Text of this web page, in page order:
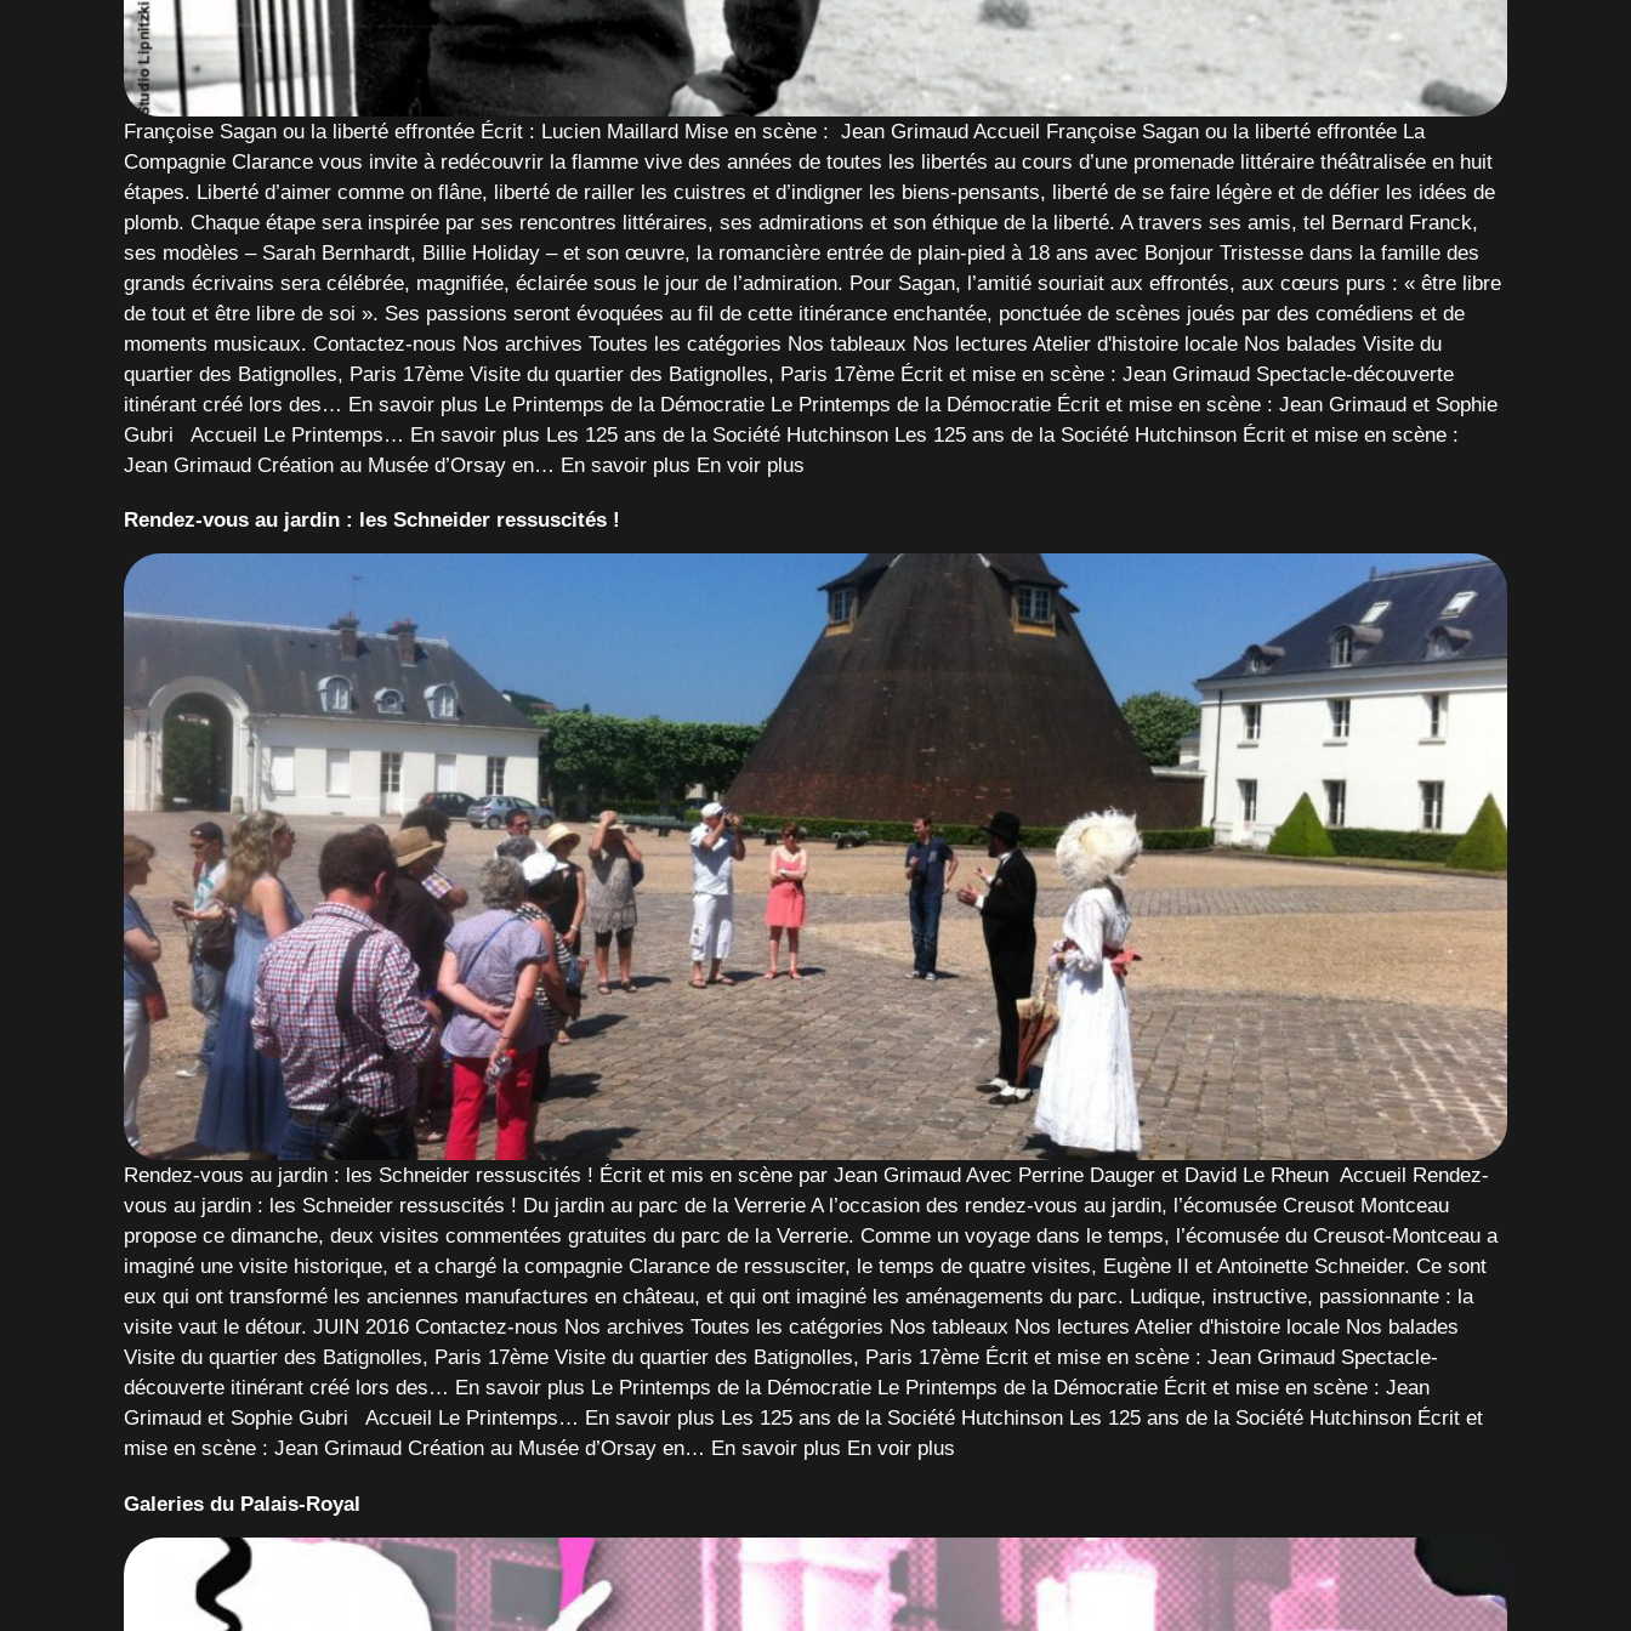
Françoise Sagan ou la liberté effrontée Écrit : Lucien Maillard Mise en scène : Jean Grimaud Accueil Françoise Sagan ou la liberté effrontée La
Compagnie Clarance vous invite à redécouvrir la flamme vive des années de toutes les libertés au cours d’une promenade littéraire théâtralisée en huit
étapes. Liberté d’aimer comme on flâne, liberté de railler les cuistres et d’indigner les biens-pensants, liberté de se faire légère et de défier les idées de
plomb. Chaque étape sera inspirée par ses rencontres littéraires, ses admirations et son éthique de la liberté. A travers ses amis, tel Bernard Franck,
ses modèles – Sarah Bernhardt, Billie Holiday – et son œuvre, la romancière entrée de plain-pied à 18 ans avec Bonjour Tristesse dans la famille des
grands écrivains sera célébrée, magnifiée, éclairée sous le jour de l’admiration. Pour Sagan, l’amitié souriait aux effrontés, aux cœurs purs : « être libre
de tout et être libre de soi ». Ses passions seront évoquées au fil de cette itinérance enchantée, ponctuée de scènes joués par des comédiens et de
moments musicaux. Contactez-nous Nos archives Toutes les catégories Nos tableaux Nos lectures Atelier d'histoire locale Nos balades Visite du
quartier des Batignolles, Paris 17ème Visite du quartier des Batignolles, Paris 17ème Écrit et mise en scène : Jean Grimaud Spectacle-découverte
itinérant créé lors des… En savoir plus Le Printemps de la Démocratie Le Printemps de la Démocratie Écrit et mise en scène : Jean Grimaud et Sophie
Gubri Accueil Le Printemps… En savoir plus Les 125 ans de la Société Hutchinson Les 125 ans de la Société Hutchinson Écrit et mise en scène :
Jean Grimaud Création au Musée d’Orsay en… En savoir plus En voir plus
Rendez-vous au jardin : les Schneider ressuscités !
Rendez-vous au jardin : les Schneider ressuscités ! Écrit et mis en scène par Jean Grimaud Avec Perrine Dauger et David Le Rheun Accueil Rendez-
vous au jardin : les Schneider ressuscités ! Du jardin au parc de la Verrerie A l’occasion des rendez-vous au jardin, l’écomusée Creusot Montceau
propose ce dimanche, deux visites commentées gratuites du parc de la Verrerie. Comme un voyage dans le temps, l’écomusée du Creusot-Montceau a
imaginé une visite historique, et a chargé la compagnie Clarance de ressusciter, le temps de quatre visites, Eugène II et Antoinette Schneider. Ce sont
eux qui ont transformé les anciennes manufactures en château, et qui ont imaginé les aménagements du parc. Ludique, instructive, passionnante : la
visite vaut le détour. JUIN 2016 Contactez-nous Nos archives Toutes les catégories Nos tableaux Nos lectures Atelier d'histoire locale Nos balades
Visite du quartier des Batignolles, Paris 17ème Visite du quartier des Batignolles, Paris 17ème Écrit et mise en scène : Jean Grimaud Spectacle-
découverte itinérant créé lors des… En savoir plus Le Printemps de la Démocratie Le Printemps de la Démocratie Écrit et mise en scène : Jean
Grimaud et Sophie Gubri Accueil Le Printemps… En savoir plus Les 125 ans de la Société Hutchinson Les 125 ans de la Société Hutchinson Écrit et
mise en scène : Jean Grimaud Création au Musée d’Orsay en… En savoir plus En voir plus
Galeries du Palais-Royal